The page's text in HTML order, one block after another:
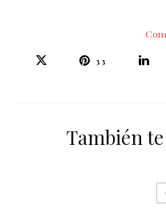
33
También